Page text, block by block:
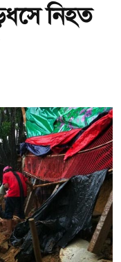
নিহত